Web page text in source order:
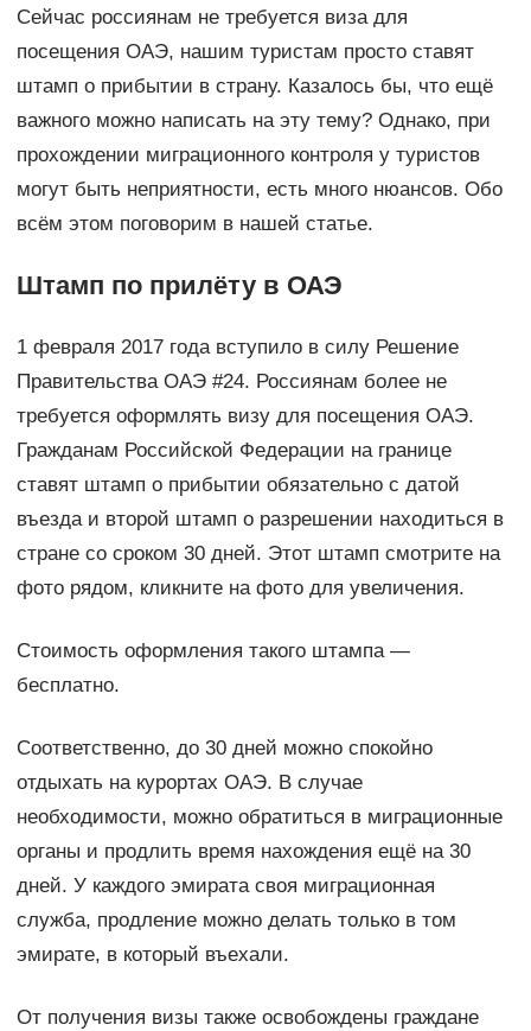
Сейчас россиянам не требуется виза для
посещения ОАЭ, нашим туристам просто ставят
штамп о прибытии в страну. Казалось бы, что ещё
важного можно написать на эту тему? Однако, при
прохождении миграционного контроля у туристов
могут быть неприятности, есть много нюансов. Обо
всём этом поговорим в нашей статье.
Штамп по прилёту в ОАЭ
1 февраля 2017 года вступило в силу Решение
Правительства ОАЭ #24. Россиянам более не
требуется оформлять визу для посещения ОАЭ.
Гражданам Российской Федерации на границе
ставят штамп о прибытии обязательно с датой
въезда и второй штамп о разрешении находиться в
стране со сроком 30 дней. Этот штамп смотрите на
фото рядом, кликните на фото для увеличения.
Стоимость оформления такого штампа —
бесплатно.
Соответственно, до 30 дней можно спокойно
отдыхать на курортах ОАЭ. В случае
необходимости, можно обратиться в миграционные
органы и продлить время нахождения ещё на 30
дней. У каждого эмирата своя миграционная
служба, продление можно делать только в том
эмирате, в который въехали.
От получения визы также освобождены граждане